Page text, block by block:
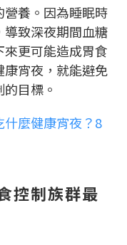
養。因為睡眠時
致深夜期間血糖
更可能造成胃食
宵夜，就能避免
目標。
麼健康宵夜？8
控制族群最